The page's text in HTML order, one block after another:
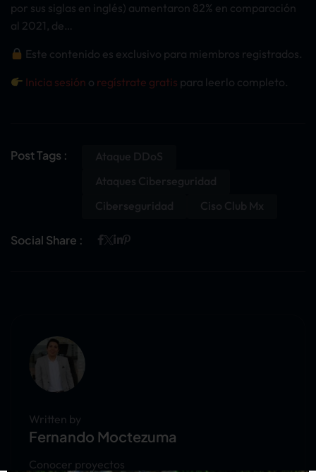
por sus siglas en inglés) aumentaron 82% en comparación
al 2021, de…
Este contenido es exclusivo para miembros registrados.
Inicia sesión o regístrate gratis para leerlo completo.
Post Tags :
Ataque DDoS
Ataques Ciberseguridad
Ciberseguridad
Ciso Club Mx
Social Share :
Written by
Fernando Moctezuma
Conocer proyectos